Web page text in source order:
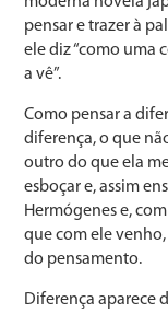
pensar e trazer à
ele diz “como uma
a vê”.
Como pensar a
diferença, o que
outro do que ela
esboçar e, assim
Hermógenes e,
que com ele
do pensamento.
Diferença aparece